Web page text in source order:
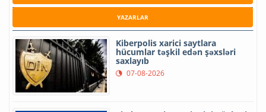
YAZARLAR
Kiberpolis xarici saytlara
hücumlar təşkil edən şəxsləri
saxlayıb
07-08-2026